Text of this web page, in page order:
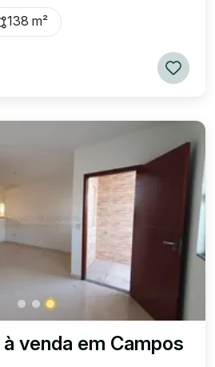
138 m²
venda em Campos